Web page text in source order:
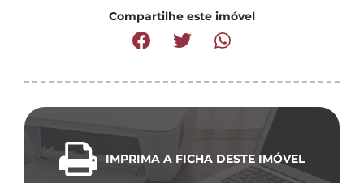
Compartilhe este imóvel
IMPRIMA A FICHA DESTE IMÓVEL